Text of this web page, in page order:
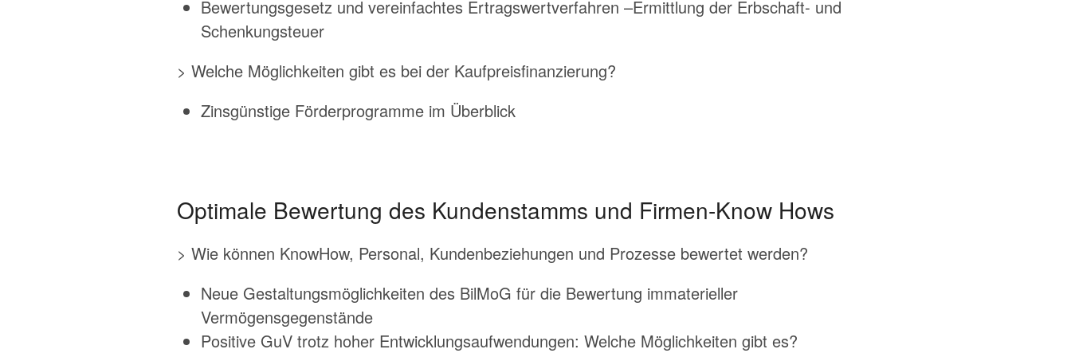
Bewertungsgesetz und vereinfachtes Ertragswertverfahren –Ermittlung der Erbschaft- und
Schenkungsteuer
> Welche Möglichkeiten gibt es bei der Kaufpreisfinanzierung?
Zinsgünstige Förderprogramme im Überblick
Optimale Bewertung des Kundenstamms und Firmen-Know Hows
> Wie können KnowHow, Personal, Kundenbeziehungen und Prozesse bewertet werden?
Neue Gestaltungsmöglichkeiten des BilMoG für die Bewertung immaterieller
Vermögensgegenstände
Positive GuV trotz hoher Entwicklungsaufwendungen: Welche Möglichkeiten gibt es?